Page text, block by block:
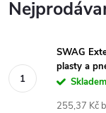
SWAG
plasty a
Skladem
255,37 Kč